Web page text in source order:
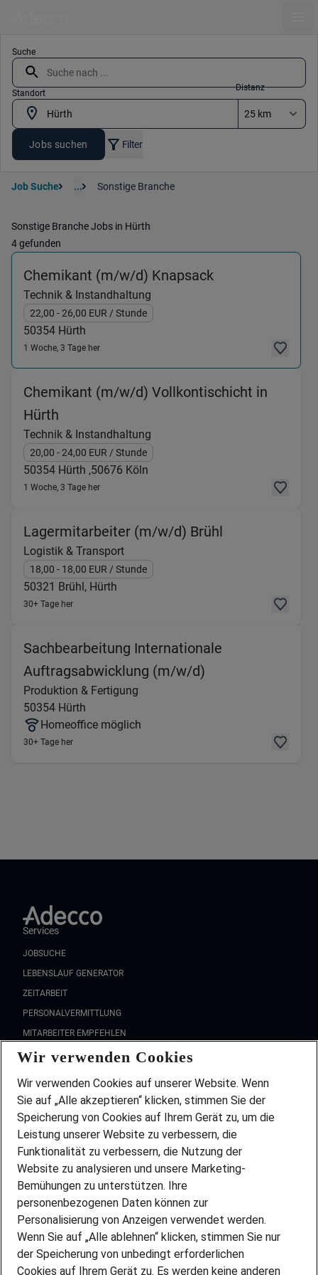
Suche
Standort
Distanz
Jobs suchen Filter
Job Suche ... Sonstige Branche
Sonstige Branche Jobs in Hürth
4 gefunden
Chemikant (m/w/d) Knapsack(Technik &
Technik & Instandhaltung
22,00 - 26,00 EUR / Stunde
50354 Hürth
1 Woche, 3 Tage her
Chemikant (m/w/d) Vollkontischicht in
Hürth
Technik & Instandhaltung
20,00 - 24,00 EUR / Stunde
50354 Hürth ,50676 Köln
1 Woche, 3 Tage her
Lagermitarbeiter (m/w/d) Brühl
Logistik & Transport
18,00 - 18,00 EUR / Stunde
50321 Brühl, Hürth
30+ Tage her
Sachbearbeitung Internationale
Auftragsabwicklung (m/w/d)
Produktion & Fertigung
50354 Hürth
Homeoffice möglich
30+ Tage her
Services
JOBSUCHE
LEBENSLAUF GENERATOR
ZEITARBEIT
PERSONALVERMITTLUNG
MITARBEITER EMPFEHLEN
FAQ
Wir stellen ein!
DEINE BERUFSGRUPPE
DEINE LEBENSSITUATION
PARTNERSHIP WITH AIRBUS
INITIATIV BEWERBEN
ÜBER UNS
STANDORTE
BLOG
PRESSE
Wir verwenden Cookies
Wir verwenden Cookies auf unserer Website. Wenn
Sie auf „Alle akzeptieren“ klicken, stimmen Sie der
Speicherung von Cookies auf Ihrem Gerät zu, um die
Leistung unserer Website zu verbessern, die
Funktionalität zu verbessern, die Nutzung der
Website zu analysieren und unsere Marketing-
Bemühungen zu unterstützen. Ihre
personenbezogenen Daten können zur
Personalisierung von Anzeigen verwendet werden.
Wenn Sie auf „Alle ablehnen“ klicken, stimmen Sie nur
der Speicherung von unbedingt erforderlichen
Cookies auf Ihrem Gerät zu. Es werden keine anderen